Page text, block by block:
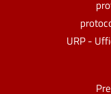
URP -